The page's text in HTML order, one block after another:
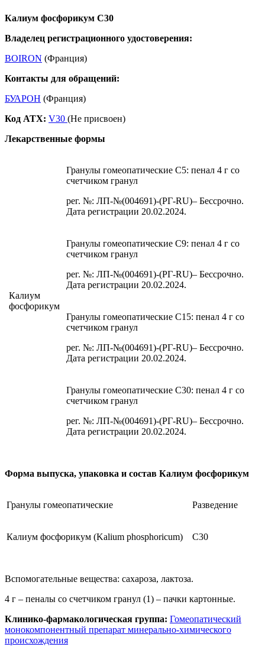
Калиум фосфорикум С30
Владелец регистрационного удостоверения:
BOIRON (Франция)
Контакты для обращений:
БУАРОН (Франция)
Код ATX: V30 (Не присвоен)
Лекарственные формы
Калиум
фосфорикум
Гранулы гомеопатические C5: пенал 4 г со
счетчиком гранул
рег. №: ЛП-№(004691)-(РГ-RU)– Бессрочно.
Дата регистрации 20.02.2024.
Гранулы гомеопатические C9: пенал 4 г со
счетчиком гранул
рег. №: ЛП-№(004691)-(РГ-RU)– Бессрочно.
Дата регистрации 20.02.2024.
Гранулы гомеопатические C15: пенал 4 г со
счетчиком гранул
рег. №: ЛП-№(004691)-(РГ-RU)– Бессрочно.
Дата регистрации 20.02.2024.
Гранулы гомеопатические C30: пенал 4 г со
счетчиком гранул
рег. №: ЛП-№(004691)-(РГ-RU)– Бессрочно.
Дата регистрации 20.02.2024.
Форма выпуска, упаковка и состав Калиум фосфорикум
Гранулы гомеопатические Разведение
Калиум фосфорикум (Kalium phosphoricum) C30
Вспомогательные вещества: сахароза, лактоза.
4 г – пеналы со счетчиком гранул (1) – пачки картонные.
Клинико-фармакологическая группа: Гомеопатический
монокомпонентный препарат минерально-химического
происхождения